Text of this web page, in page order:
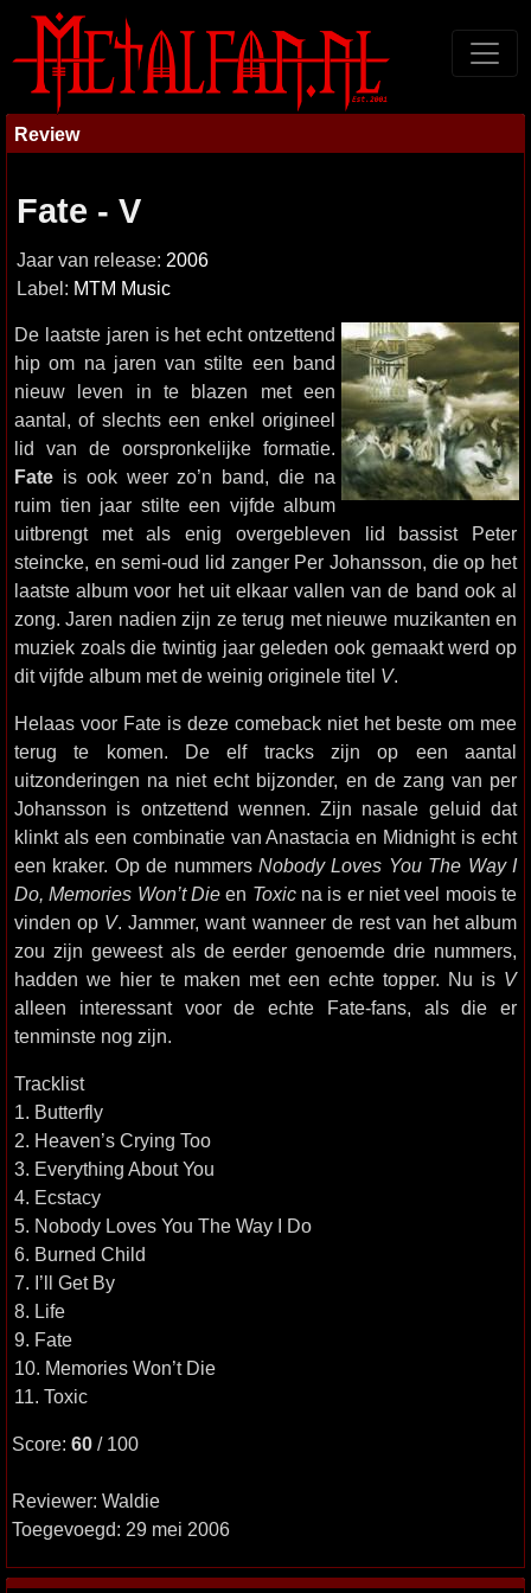
Review
Fate - V
Jaar van release: 2006
Label: MTM Music
De laatste jaren is het echt ontzettend
hip om na jaren van stilte een band
nieuw leven in te blazen met een
aantal, of slechts een enkel origineel
lid van de oorspronkelijke formatie.
Fate is ook weer zo’n band, die na
ruim tien jaar stilte een vijfde album
uitbrengt met als enig overgebleven lid bassist Peter
steincke, en semi-oud lid zanger Per Johansson, die op het
laatste album voor het uit elkaar vallen van de band ook al
zong. Jaren nadien zijn ze terug met nieuwe muzikanten en
muziek zoals die twintig jaar geleden ook gemaakt werd op
dit vijfde album met de weinig originele titel V.
Helaas voor Fate is deze comeback niet het beste om mee
terug te komen. De elf tracks zijn op een aantal
uitzonderingen na niet echt bijzonder, en de zang van per
Johansson is ontzettend wennen. Zijn nasale geluid dat
klinkt als een combinatie van Anastacia en Midnight is echt
een kraker. Op de nummers Nobody Loves You The Way I
Do, Memories Won’t Die en Toxicna is er niet veel moois te
vinden op V. Jammer, want wanneer de rest van het album
zou zijn geweest als de eerder genoemde drie nummers,
hadden we hier te maken met een echte topper. Nu is V
alleen interessant voor de echte Fate-fans, als die er
tenminste nog zijn.
Tracklist
1. Butterfly
2. Heaven’s Crying Too
3. Everything About You
4. Ecstacy
5. Nobody Loves You The Way I Do
6. Burned Child
7. I’ll Get By
8. Life
9. Fate
10. Memories Won’t Die
11. Toxic
Score: 60 / 100
Reviewer: Waldie
Toegevoegd: 29 mei 2006